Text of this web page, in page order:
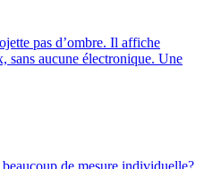
pas d’ombre. Il affiche
sans aucune électronique. Une
de mesure individuelle?